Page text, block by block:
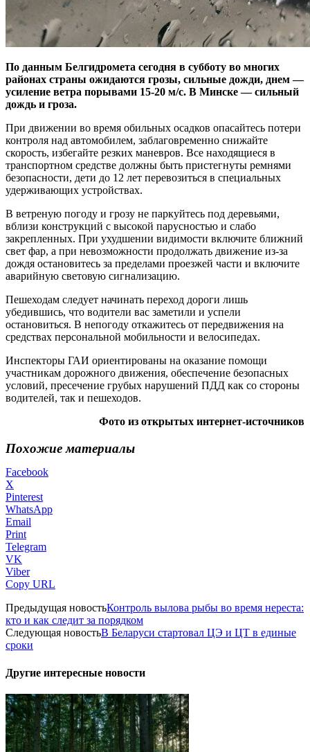
По данным Белгидромета сегодня в субботу во многих
районах страны ожидаются грозы, сильные дожди, днем —
усиление ветра порывами 15-20 м/с. В Минске — сильный
дождь и гроза.
При движении во время обильных осадков опасайтесь потери
контроля над автомобилем, заблаговременно снижайте
скорость, избегайте резких маневров. Все находящиеся в
транспортном средстве должны быть пристегнуты ремнями
безопасности, дети до 12 лет перевозиться в специальных
удерживающих устройствах.
В ветреную погоду и грозу не паркуйтесь под деревьями,
вблизи конструкций с высокой парусностью и слабо
закрепленных. При ухудшении видимости включите ближний
свет фар, а при невозможности продолжать движение из-за
дождя остановитесь за пределами проезжей части и включите
аварийную световую сигнализацию.
Пешеходам следует начинать переход дороги лишь
убедившись, что водители вас заметили и успели
остановиться. В непогоду откажитесь от передвижения на
средствах персональной мобильности и велосипедах.
Инспекторы ГАИ ориентированы на оказание помощи
участникам дорожного движения, обеспечение безопасных
условий, пресечение грубых нарушений ПДД как со стороны
водителей, так и пешеходов.
Фото из открытых интернет-источников
Похожие материалы
Facebook
X
Pinterest
WhatsApp
Email
Print
Telegram
VK
Viber
Copy URL
Предыдущая новостьКонтроль вылова рыбы во время нереста:
кто и как следит за порядком
Следующая новостьВ Беларуси стартовал ЦЭ и ЦТ в единые
сроки
Другие интересные новости